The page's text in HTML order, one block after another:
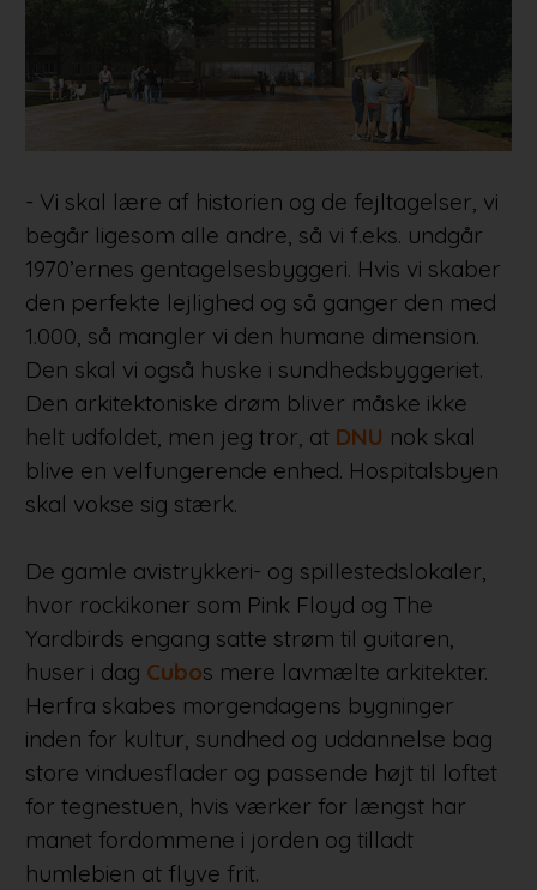
- Vi skal lære af historien og de fejltagelser, vi
begår ligesom alle andre, så vi f.eks. undgår
1970’ernes gentagelsesbyggeri. Hvis vi skaber
den perfekte lejlighed og så ganger den med
1.000, så mangler vi den humane dimension.
Den skal vi også huske i sundhedsbyggeriet.
Den arkitektoniske drøm bliver måske ikke
helt udfoldet, men jeg tror, at DNU nok skal
blive en velfungerende enhed. Hospitalsbyen
skal vokse sig stærk.
De gamle avistrykkeri- og spillestedslokaler,
hvor rockikoner som Pink Floyd og The
Yardbirds engang satte strøm til guitaren,
huser i dag Cubos mere lavmælte arkitekter.
Herfra skabes morgendagens bygninger
inden for kultur, sundhed og uddannelse bag
store vinduesflader og passende højt til loftet
for tegnestuen, hvis værker for længst har
manet fordommene i jorden og tilladt
humlebien at flyve frit.